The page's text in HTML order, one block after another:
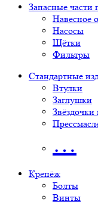
Запасные
Навесное
Насосы
Щётки
Фильтры
Стандартные
Втулки
Заглушки
…
Крепёж
Болты
Винты